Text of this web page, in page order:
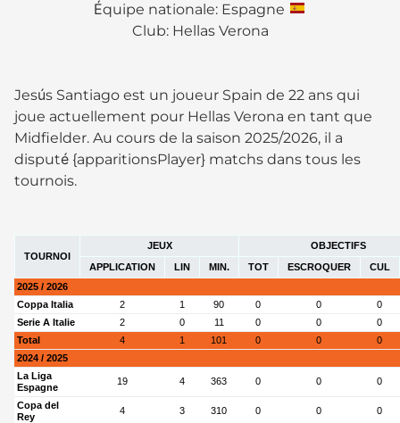
Équipe nationale: Espagne
Club: Hellas Verona
Jesús Santiago est un joueur Spain de 22 ans qui
joue actuellement pour Hellas Verona en tant que
Midfielder. Au cours de la saison 2025/2026, il a
disputé {apparitionsPlayer} matchs dans tous les
tournois.
TOURNOI
JEUX
OBJECTIFS
APPLICATION
LIN MIN. TOT ESCROQUER
CUL
2025 / 2026
Coppa Italia
2 1 90 0 0
0
Serie A Italie
2 0 11 0 0
0
Total
4 1 101 0 0
0
2024 / 2025
La Liga
Espagne
19 4 363 0 0 0
Copa del
Rey
4 3 310 0 0 0